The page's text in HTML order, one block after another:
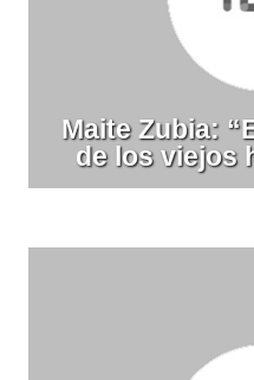
Maite Zubia:
de los viejos